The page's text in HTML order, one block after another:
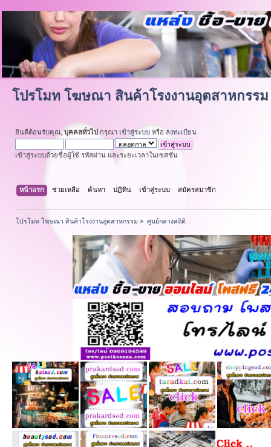
โปรโมท โฆษณา สินค้าโรงงานอุตสาหกรรม
ยินดีต้อนรับคุณ,บุคคลทั่วไปกรุณา เข้าสู่ระบบ หรือ ลงทะเบียน
เข้าสู่ระบบด้วยชื่อผู้ใช้ รหัสผ่าน และระยะเวลาในเซสชั่น
หน้าแรก ช่วยเหลือ ค้นหา ปฏิทิน เข้าสู่ระบบ สมัครสมาชิก
โปรโมท โฆษณา สินค้าโรงงานอุตสาหกรรม » ศูนย์กลางสถิติ